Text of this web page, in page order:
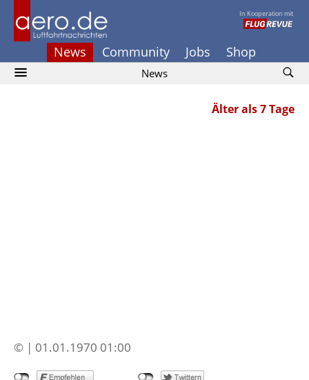
In Kooperation mit
News Community Jobs Shop
News
Älter als 7 Tage
© | 01.01.1970 01:00